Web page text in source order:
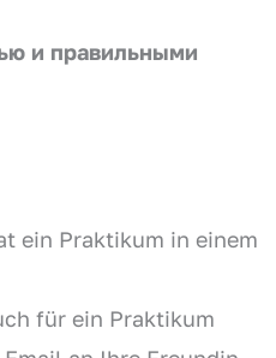
и правильными
ein Praktikum in einem
für ein Praktikum